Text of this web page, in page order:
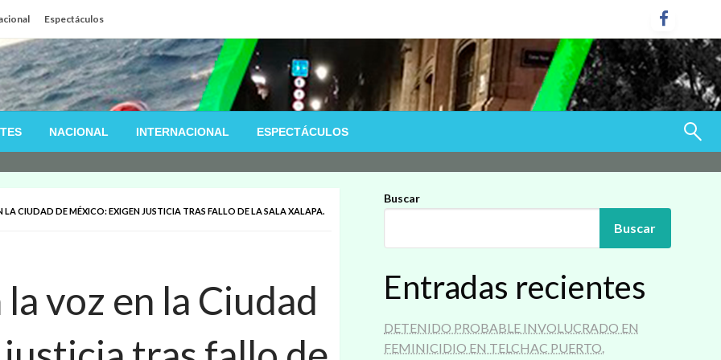
Espectáculos
NACIONAL INTERNACIONAL ESPECTÁCULOS
CIUDAD DE MÉXICO: EXIGEN JUSTICIA TRAS FALLO DE LA SALA XALAPA.
voz en la Ciudad
Buscar
Buscar
Entradas recientes
DETENIDO PROBABLE INVOLUCRADO EN
FEMINICIDIO EN TELCHAC PUERTO.